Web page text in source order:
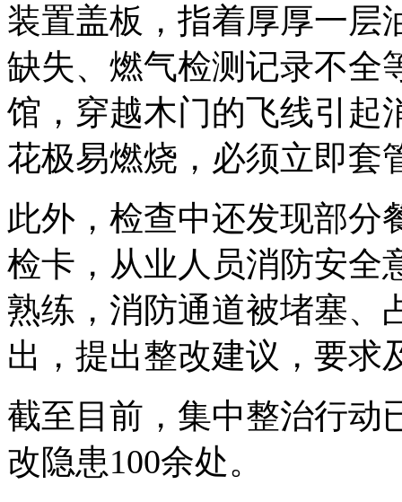
装置盖板，指着厚厚一层
缺失、燃气检测记录不全
馆，穿越木门的飞线引起
花极易燃烧，必须立即套
此外，检查中还发现部分
检卡，从业人员消防安全
熟练，消防通道被堵塞、
出，提出整改建议，要求
截至目前，集中整治行动
改隐患100余处。